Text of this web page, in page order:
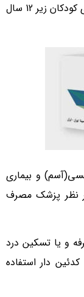
هشدارسازمان FDA تجویز داروی کدئین دار برای کودکان زیر 12 سال
و بیماری
نظر پزشک مصرف
و یا تسکین درد
دار استفاده